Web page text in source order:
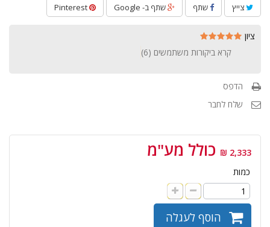
צייץ שתף שתף ב- Google
ציון
קרא ביקורות משתמשים (6
)
הדפס
שלח לחבר
2,333 ₪ כולל מע"מ
כמות
הוסף לעגלה